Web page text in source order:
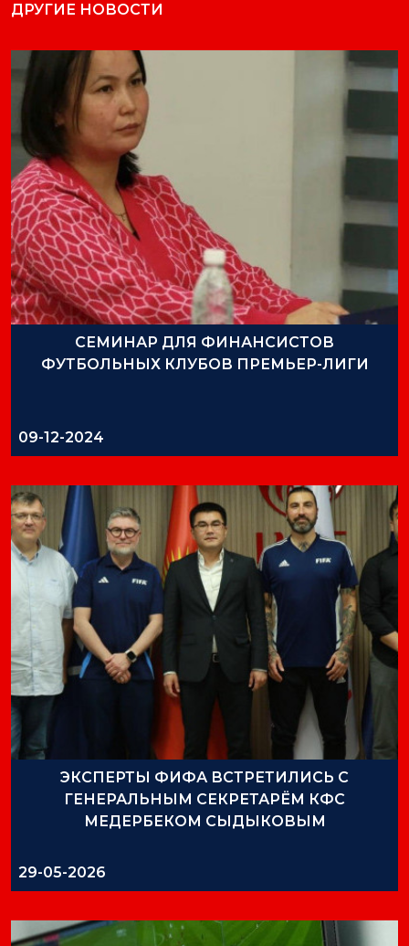
ДРУГИЕ НОВОСТИ
СЕМИНАР ДЛЯ ФИНАНСИСТОВ
ФУТБОЛЬНЫХ КЛУБОВ ПРЕМЬЕР-ЛИГИ
09-12-2024
ЭКСПЕРТЫ ФИФА ВСТРЕТИЛИСЬ С
ГЕНЕРАЛЬНЫМ СЕКРЕТАРЁМ КФС
МЕДЕРБЕКОМ СЫДЫКОВЫМ
29-05-2026